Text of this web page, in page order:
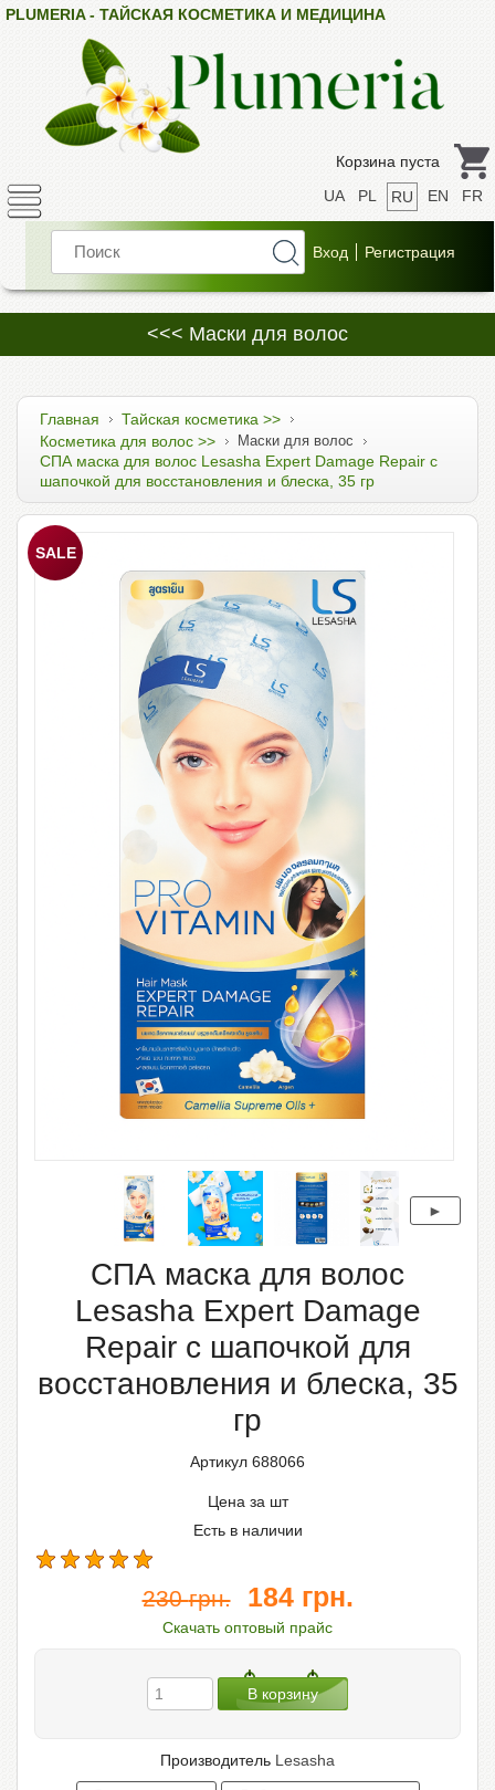
PLUMERIA - ТАЙСКАЯ КОСМЕТИКА И МЕДИЦИНА
Корзина пуста
UA
PL RU EN FR
<<< Маски для волос
Главная
Тайская косметика >>
Косметика для волос >>
Маски для волос
СПА маска для волос Lesasha Expert Damage Repair с
шапочкой для восстановления и блеска, 35 гр
СПА маска для волос
Lesasha Expert Damage
Repair с шапочкой для
восстановления и блеска, 35
гр
Артикул 688066
Цена за шт
Есть в наличии
230грн. 184 грн.
Скачать оптовый прайс
Производитель Lesasha